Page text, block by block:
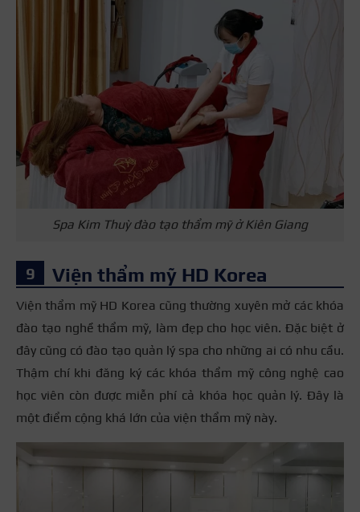
Spa Kim Thuỳ đào tạo thẩm mỹ ở Kiên Giang
Viện thẩm mỹ HD Korea
Viện thẩm mỹ HD Korea cũng thường xuyên mở các khóa
đào tạo nghề thẩm mỹ, làm đẹp cho học viên. Đặc biệt ở
đây cũng có đào tạo quản lý spa cho những ai có nhu cầu.
Thậm chí khi đăng ký các khóa thẩm mỹ công nghệ cao
học viên còn được miễn phí cả khóa học quản lý. Đây là
một điểm cộng khá lớn của viện thẩm mỹ này.